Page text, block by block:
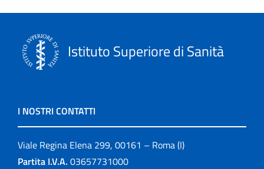
Istituto Superiore di Sanità
I NOSTRI CONTATTI
Viale Regina Elena 299, 00161 – Roma (I)
Partita I.V.A. 03657731000